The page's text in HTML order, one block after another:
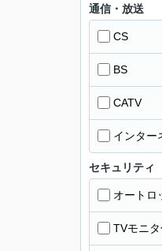
通信・放送
CS
BS
CATV
インター
セキュリティ
オートロ
TVモニ